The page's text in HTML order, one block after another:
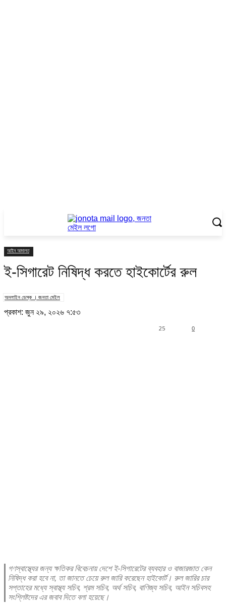
আইন আদালত
ই-সিগারেট নিষিদ্ধ করতে হাইকোর্টের রুল
অনলাইন ডেস্ক । জনতা মেইল
প্রকাশ: জুন ২৯, ২০২৬ ৭:৫৩
0
25
গণস্বাস্থ্যের জন্য ক্ষতিকর বিবেচনায় দেশে ই-সিগারেটের ব্যবহার ও বাজারজাত কেন
নিষিদ্ধ করা হবে না, তা জানতে চেয়ে রুল জারি করেছেন হাইকোর্ট। রুল জারির চার
সপ্তাহের মধ্যে স্বাস্থ্য সচিব, শ্রম সচিব, অর্থ সচিব, বাণিজ্য সচিব, আইন সচিবসহ
সংশ্লিষ্টদের এর জবাব দিতে বলা হয়েছে।